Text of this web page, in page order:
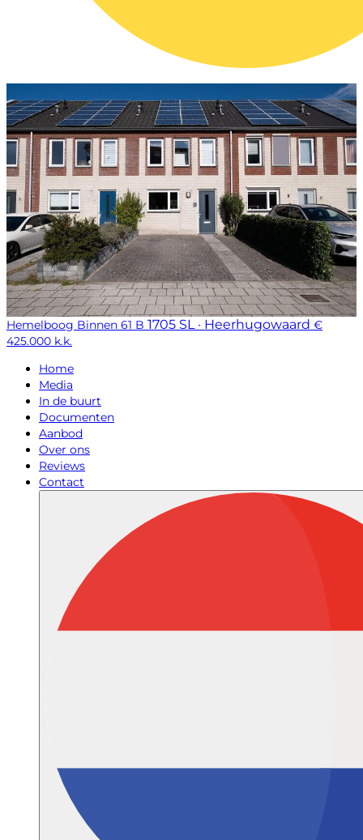
Hemelboog Binnen 61 B 1705 SL · Heerhugowaard €
425.000 k.k.
Home
Media
In de buurt
Documenten
Aanbod
Over ons
Reviews
Contact